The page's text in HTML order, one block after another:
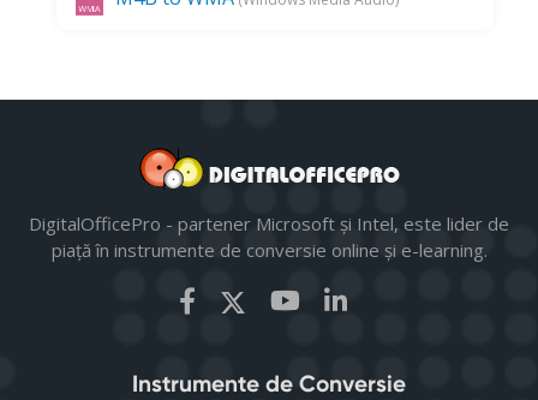
DigitalOfficePro - partener Microsoft și Intel, este lider de
piață în instrumente de conversie online și e-learning.
Instrumente de Conversie